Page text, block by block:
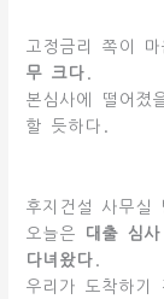
고정금리 쪽이
무 크다 .
본심사에 떨어졌
할 듯하다.
후지건설 사무실
오늘은
대출 심
다녀왔다 .
우리가 도착하기